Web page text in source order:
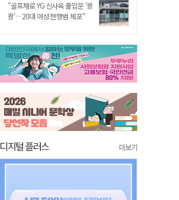
"골프채로 YG 신사옥 출입문 '쾅
쾅'…20대 여성 현행범 체포"
디지털 플러스 더보기